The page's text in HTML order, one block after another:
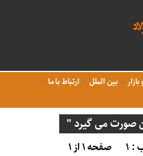
بین الملل
ارتباط با ما
۱ صفحه ۱ از ۱